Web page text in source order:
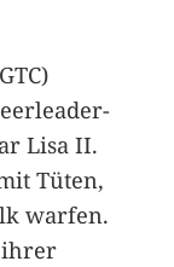
Lisa II.
Tüten,
warfen.
ihrer